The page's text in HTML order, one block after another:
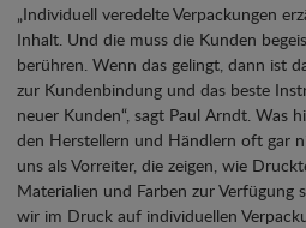
„Individuell veredelte Verpackungen
Inhalt. Und die muss die Kunden
berühren. Wenn das gelingt, dann ist
zur Kundenbindung und das beste
neuer Kunden“, sagt Paul Arndt. Was
den Herstellern und Händlern oft gar
uns als Vorreiter, die zeigen, wie
Materialien und Farben zur Verfügung
wir im Druck auf individuellen